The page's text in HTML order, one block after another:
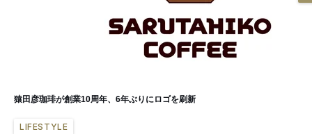
猿田彦珈琲が創業10周年、6年ぶりにロゴを刷新
LIFESTYLE